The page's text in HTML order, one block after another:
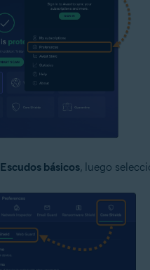
Escudos básicos, luego